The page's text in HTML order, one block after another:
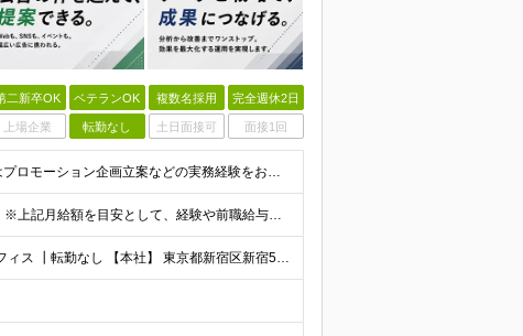
二新卒OK ベテランOK 複数名採用 完全週休2日
上場企業 転勤なし 土日面接可 面接1回
◆学歴不問 ◆未経験OK ★マーケティングもしくはプロモーション企画立案などの実務経験をお持ちの方歓迎します（業界・経験年数不問） ＜ 以下に１つでも当てはまる方は、大歓迎！＞ ◇自社製品・1業界
月給30万円～＋賞与年2回＋決算賞与※業績による ※上記月給額を目安として、経験や前職給与などを踏まえ、相談のうえ給与額が変動する可能性がございます。 ※試用期間中は賞与対象外となります。 【固定
┃リモートワークOK ┃新宿三丁目駅徒歩3分のオフィス ┃転勤なし 【本社】 東京都新宿区新宿5-13-9 太平洋不動産新宿ビル 2F ＼オフィスの雰囲気についてご紹介／ 落ち着いた色味でまとめら